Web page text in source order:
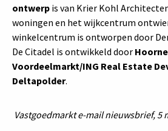
ontwerp is van Krier Kohl
woningen en het wijkcentrum
winkelcentrum is ontworpen door
De Citadel is ontwikkeld door
Voordeelmarkt/ING Real Estate
Deltapolder.
Vastgoedmarkt e-mail nieuwsbrief, 5